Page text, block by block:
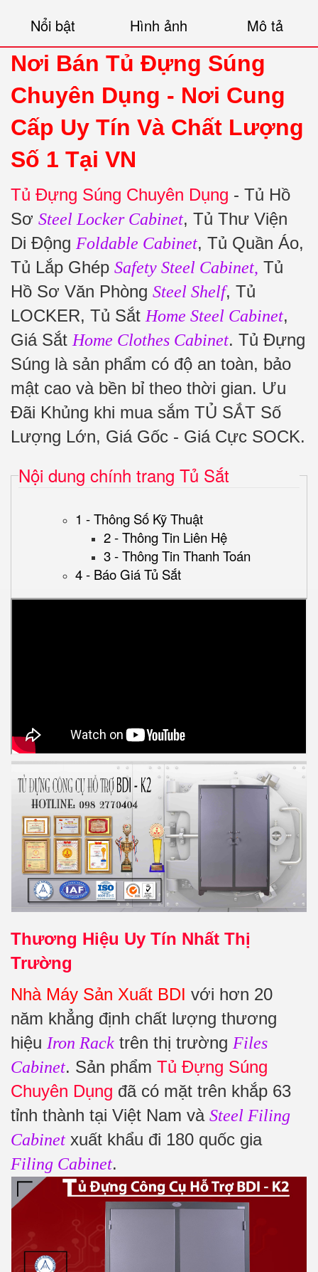
Nổi bật Hình ảnh Mô tả
Nơi Bán Tủ Đựng Súng
Chuyên Dụng - Nơi Cung
Cấp Uy Tín Và Chất Lượng
Số 1 Tại VN
Tủ Đựng Súng Chuyên Dụng - Tủ Hồ
Sơ Steel Locker Cabinet, Tủ Thư Viện
Di Động Foldable Cabinet, Tủ Quần Áo,
Tủ Lắp Ghép Safety Steel Cabinet, Tủ
Hồ Sơ Văn Phòng Steel Shelf, Tủ
LOCKER, Tủ Sắt Home Steel Cabinet,
Giá Sắt Home Clothes Cabinet. Tủ Đựng
Súng là sản phẩm có độ an toàn, bảo
mật cao và bền bỉ theo thời gian. Ưu
Đãi Khủng khi mua sắm TỦ SẮT Số
Lượng Lớn, Giá Gốc - Giá Cực SOCK.
Nội dung chính trang Tủ Sắt
1 - Thông Số Kỹ Thuật
2 - Thông Tin Liên Hệ
3 - Thông Tin Thanh Toán
4 - Báo Giá Tủ Sắt
Thương Hiệu Uy Tín Nhất Thị
Trường
Nhà Máy Sản Xuất BDI với hơn 20
năm khẳng định chất lượng thương
hiệu Iron Rack trên thị trường Files
Cabinet. Sản phẩm Tủ Đựng Súng
Chuyên Dụng đã có mặt trên khắp 63
tỉnh thành tại Việt Nam và Steel Filing
Cabinet xuất khẩu đi 180 quốc gia
Filing Cabinet.